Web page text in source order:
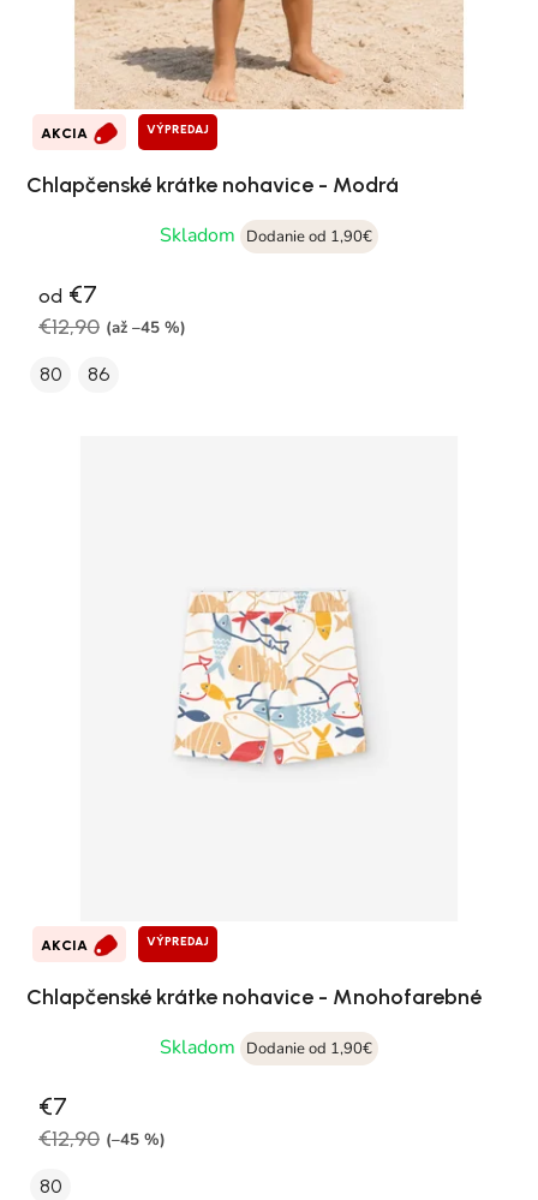
AKCIA VÝPREDAJ
Chlapčenské krátke nohavice - Modrá
Skladom
Dodanie od 1,90€
od €7
€12,90 (až –45 %)
80 86
AKCIA VÝPREDAJ
Chlapčenské krátke nohavice - Mnohofarebné
Skladom
Dodanie od 1,90€
€7
€12,90 (–45 %)
80